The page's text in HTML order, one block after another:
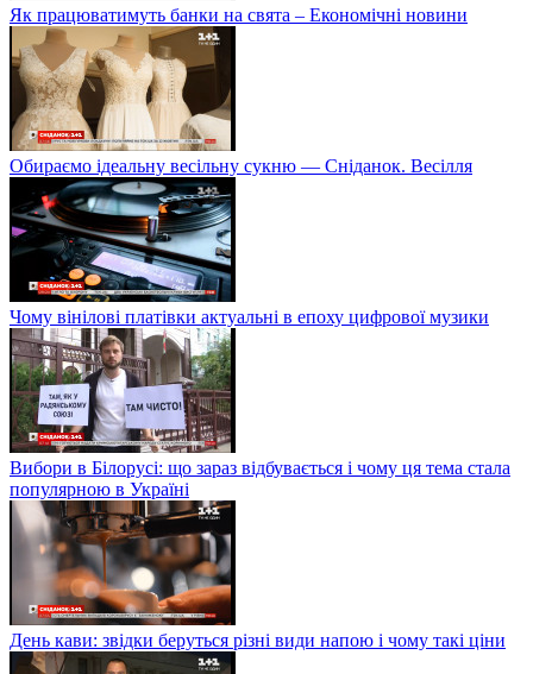
Як працюватимуть банки на свята – Економічні новини
Обираємо ідеальну весільну сукню — Сніданок. Весілля
Чому вінілові платівки актуальні в епоху цифрової музики
Вибори в Білорусі: що зараз відбувається і чому ця тема стала
популярною в Україні
День кави: звідки беруться різні види напою і чому такі ціни